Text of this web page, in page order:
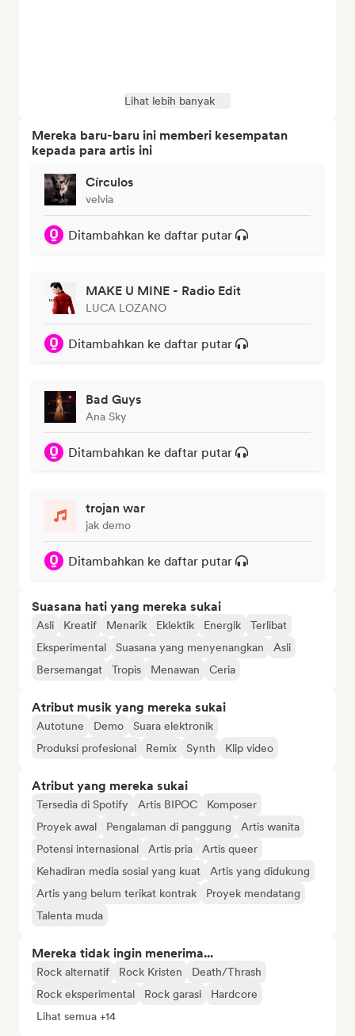
Lihat lebih banyak
Mereka baru-baru ini memberi kesempatan
kepada para artis ini
Círculos
velvia
Ditambahkan ke daftar putar
MAKE U MINE - Radio Edit
LUCA LOZANO
Ditambahkan ke daftar putar
Bad Guys
Ana Sky
Ditambahkan ke daftar putar
trojan war
jak demo
Ditambahkan ke daftar putar
Suasana hati yang mereka sukai
Asli Kreatif Menarik Eklektik Energik
Terlibat
Eksperimental
Suasana yang menyenangkan
Asli
Bersemangat
Tropis Menawan Ceria
Atribut musik yang mereka sukai
Autotune Demo
Suara elektronik
Produksi profesional
Remix Synth Klip video
Atribut yang mereka sukai
Tersedia di Spotify Artis BIPOC
Komposer
Proyek awal
Pengalaman di panggung
Artis wanita
Potensi internasional
Artis pria
Artis queer
Kehadiran media sosial yang kuat
Artis yang didukung
Artis yang belum terikat kontrak
Proyek mendatang
Talenta muda
Mereka tidak ingin menerima...
Rock alternatif Rock Kristen
Death/Thrash
Rock eksperimental
Rock garasi
Hardcore
Lihat semua +14